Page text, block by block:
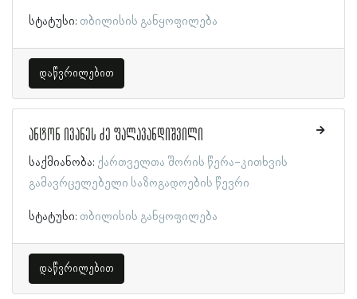
სტატუსი: თბილისის განყოფილება
დაწვრილებით
ანტონ ივანეს ძე ფალავანდიშვილი
საქმიანობა: ქართველთა შორის წერა-კითხვის
გამავრცელებელი საზოგადოების წევრი
სტატუსი: თბილისის განყოფილება
დაწვრილებით